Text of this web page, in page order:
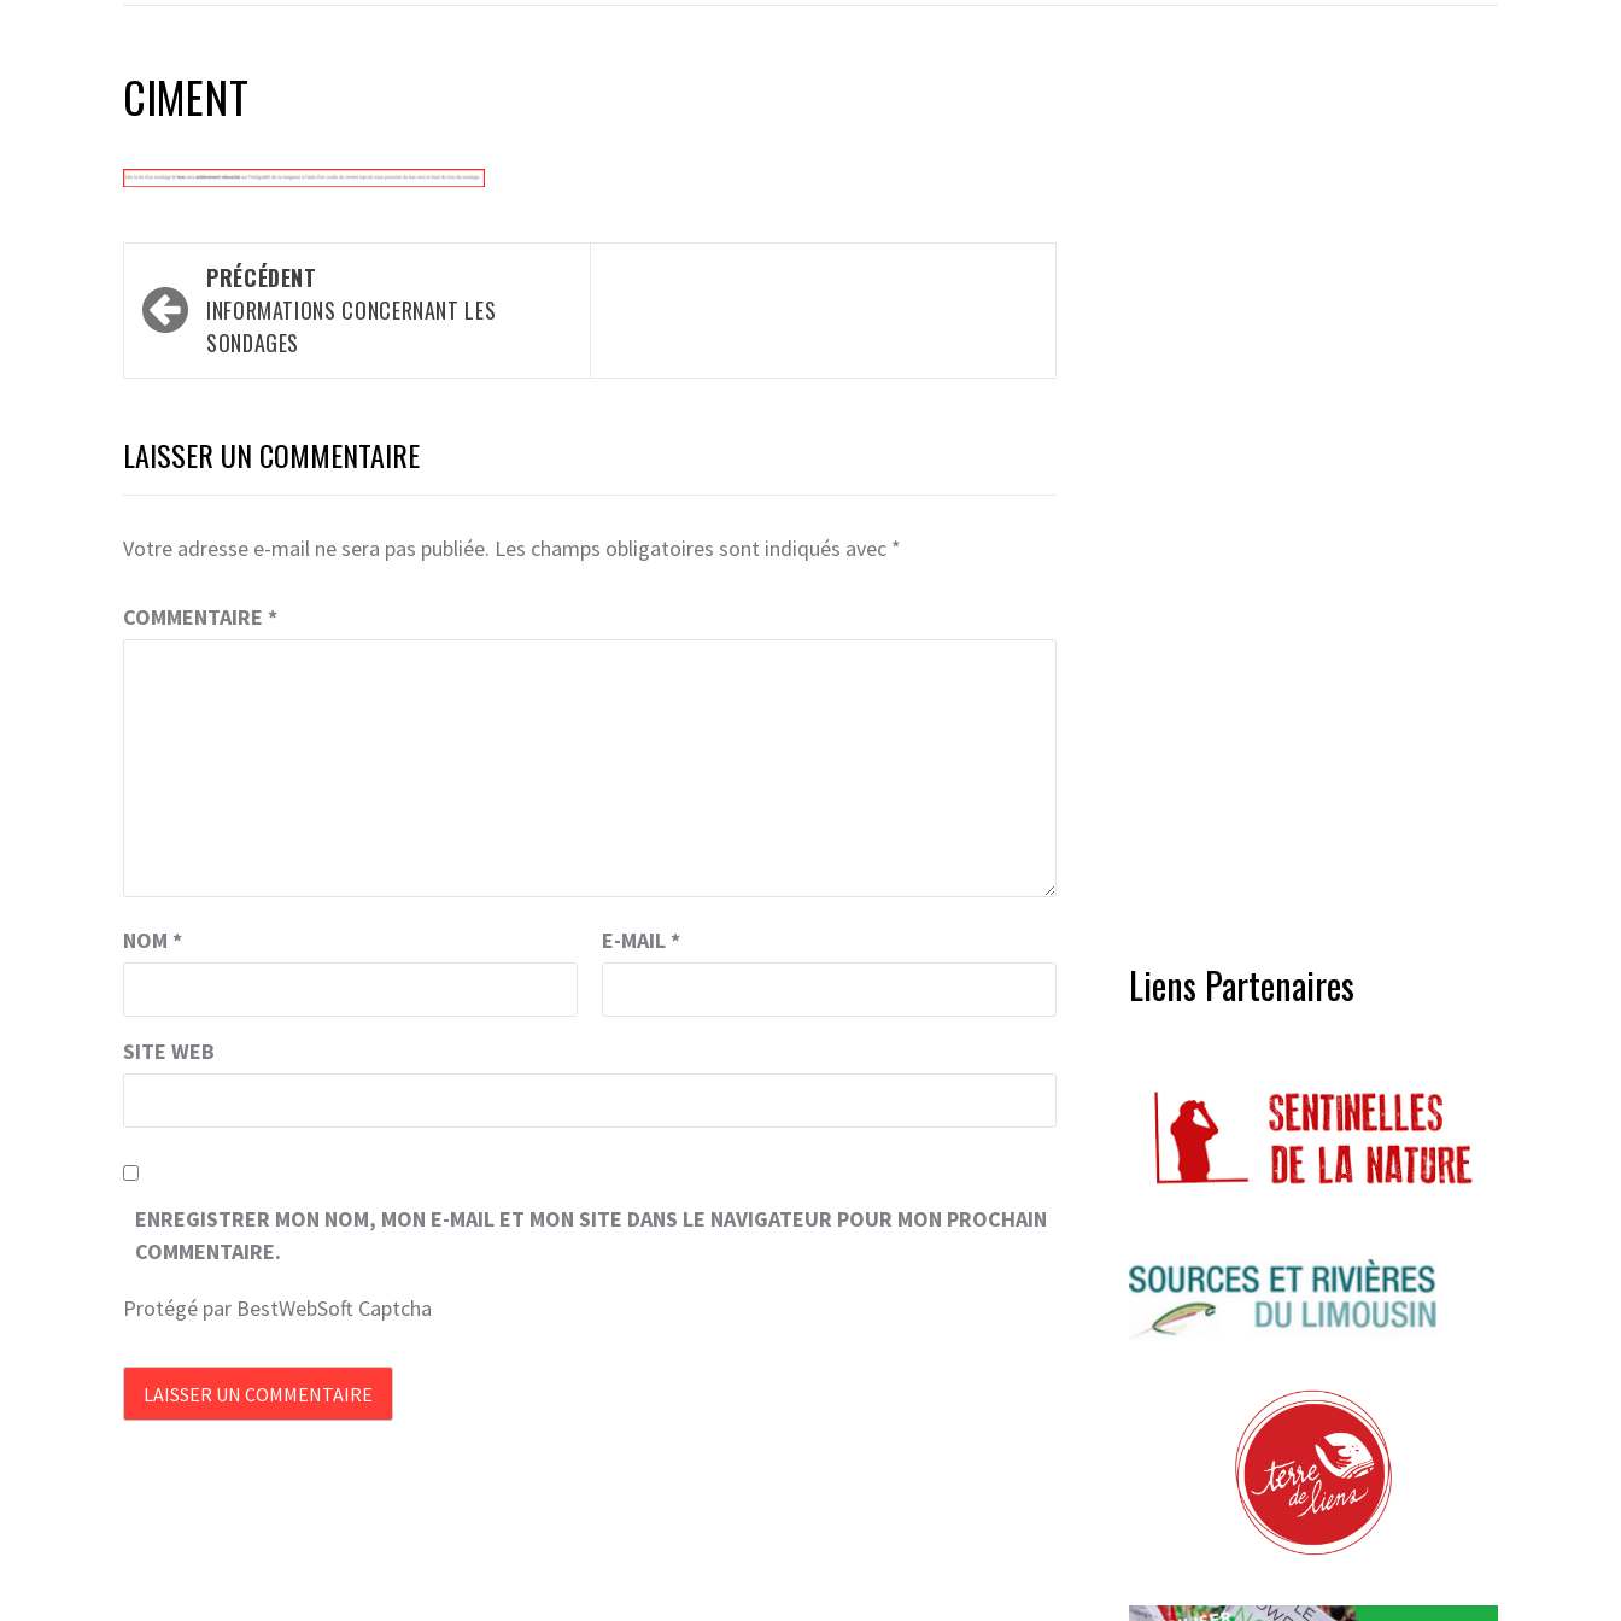
CIMENT
Navigation
d’article
PRÉCÉDENT
INFORMATIONS CONCERNANT LES
SONDAGES
LAISSER UN COMMENTAIRE
Votre adresse e-mail ne sera pas publiée. Les champs obligatoires sont indiqués avec *
COMMENTAIRE *
NOM * E-MAIL *
SITE WEB
ENREGISTRER MON NOM, MON E-MAIL ET MON SITE DANS LE NAVIGATEUR POUR MON PROCHAIN
COMMENTAIRE.
Protégé par BestWebSoft Captcha
Liens Partenaires